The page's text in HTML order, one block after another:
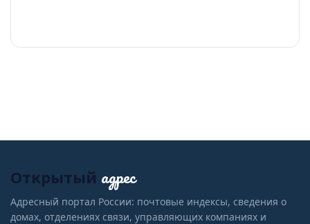
Открытый адрес
Адресный портал России: почтовые индексы, сведения о
домах, отделениях связи, управляющих компаниях и